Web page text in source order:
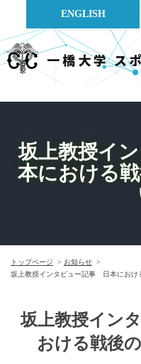
ENGLISH
坂上教授イ
本における
トップページ
お知らせ
坂上教授インタビュー記事 日本におけ
坂上教授イン
おける戦後